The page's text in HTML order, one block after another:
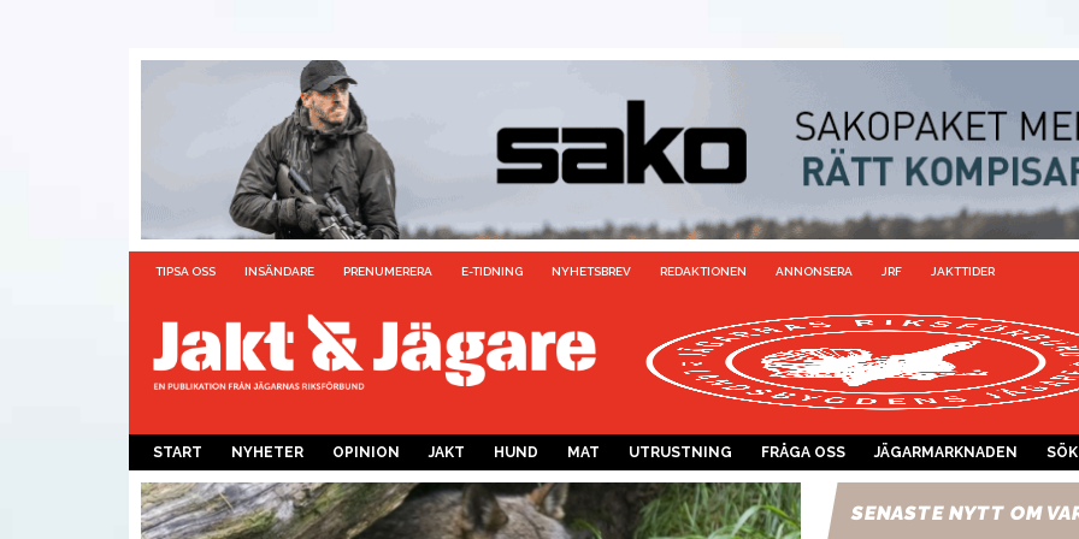
TIPSA OSS INSÄNDARE PRENUMERERA E-TIDNING NYHETSBREV REDAKTIONEN ANNONSERA JRF JAKTTIDER
START NYHETER OPINION JAKT HUND MAT UTRUSTNING FRÅGA OSS JÄGARMARKNADEN SÖK
SENASTE NYTT OM